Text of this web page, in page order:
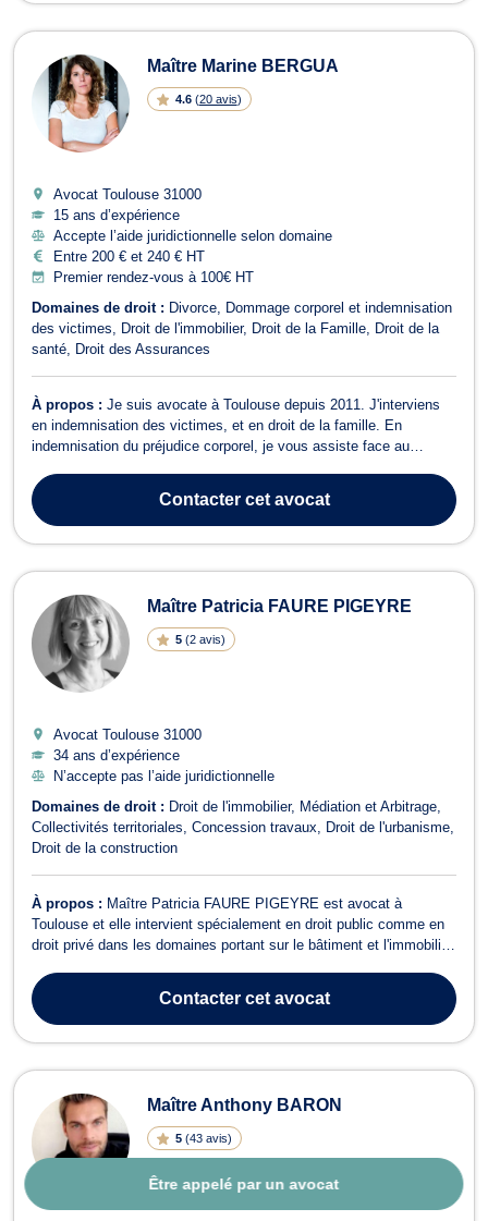
Être appelé par un avocat
Maître Marine BERGUA
4.6 (20 avis)
Avocat Toulouse 31000
15 ans d’expérience
Accepte l’aide juridictionnelle selon domaine
Entre 200 € et 240 € HT
Premier rendez-vous à 100€ HT
Domaines de droit : Divorce
Dommage corporel et indemnisation
des victimes
Droit de l'immobilier Droit de la Famille
Droit de la
santé
Droit des Assurances
À propos : Je suis avocate à Toulouse depuis 2011. J'interviens
en indemnisation des victimes, et en droit de la famille. En
indemnisation du préjudice corporel, je vous assiste face au
professionnelle, contractuelle) ou son assureur dans le cadre de
votre demande d’indemnisa...
Contactercet avocat
Maître Patricia FAURE PIGEYRE
5 (2 avis)
Avocat Toulouse 31000
34 ans d’expérience
N’accepte pas l’aide juridictionnelle
Domaines de droit : Droit de l'immobilier
Médiation et Arbitrage
Collectivités territoriales Concession travaux
Droit de l'urbanisme
Droit de la construction
À propos : Maître Patricia FAURE PIGEYRE est avocat à
Toulouse et elle intervient spécialement en droit public comme en
droit privé dans les domaines portant sur le bâtiment et l'immobilier.
de la construction, et droit de l'urbanisme ainsi qu'au droit de la
santé...
Contactercet avocat
Maître Anthony BARON
5 (43 avis)